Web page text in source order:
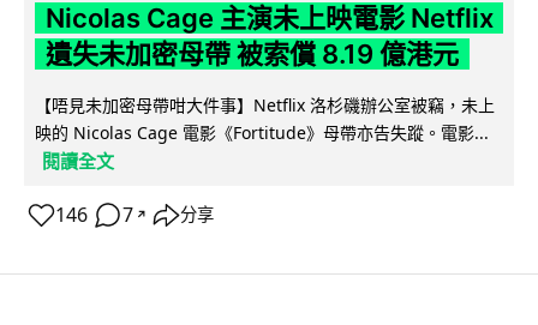
Nicolas Cage 主演未上映電影 Netflix
遺失未加密母帶 被索償 8.19 億港元
【唔見未加密母帶咁大件事】Netflix 洛杉磯辦公室被竊，未上
映的 Nicolas Cage 電影《Fortitude》母帶亦告失蹤。電影...
閱讀全文
146 7 ↗ 分享